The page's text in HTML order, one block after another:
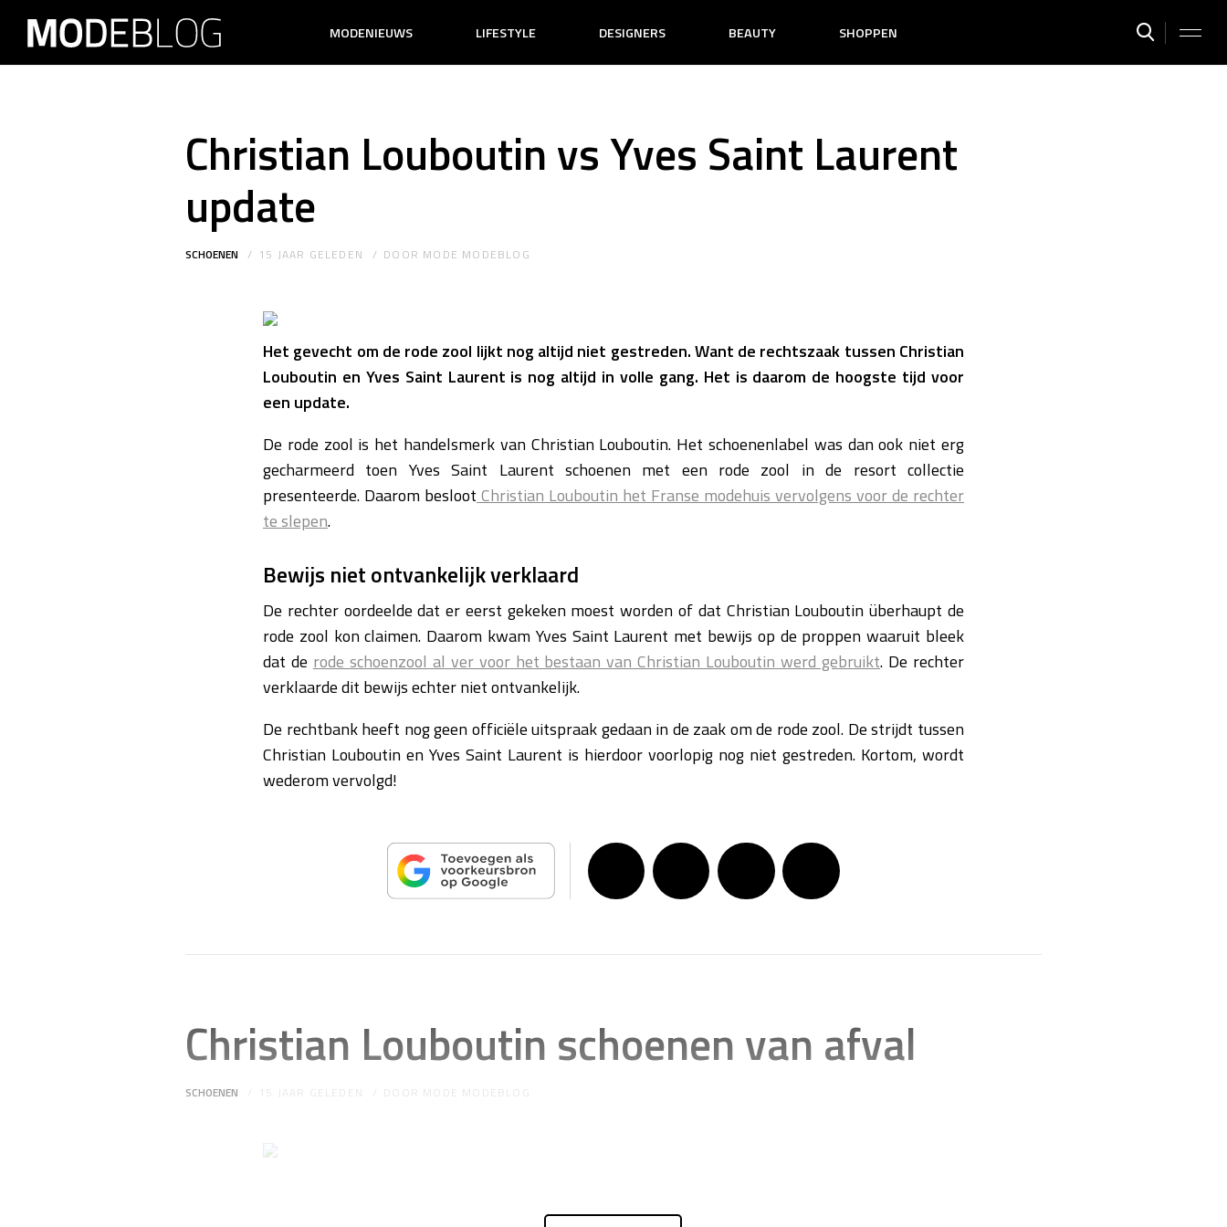
MODENIEUWS LIFESTYLE DESIGNERS BEAUTY SHOPPEN
Christian Louboutin vs Yves Saint Laurent
update
SCHOENEN 15 JAAR GELEDEN DOOR MODE MODEBLOG
Het gevecht om de rode zool lijkt nog altijd niet gestreden. Want de rechtszaak tussen Christian
Louboutin en Yves Saint Laurent is nog altijd in volle gang. Het is daarom de hoogste tijd voor
een update.
De rode zool is het handelsmerk van Christian Louboutin. Het schoenenlabel was dan ook niet erg
gecharmeerd toen Yves Saint Laurent schoenen met een rode zool in de resort collectie
presenteerde. Daarom besloot Christian Louboutin het Franse modehuis vervolgens voor de rechter
te slepen.
Bewijs niet ontvankelijk verklaard
De rechter oordeelde dat er eerst gekeken moest worden of dat Christian Louboutin überhaupt de
rode zool kon claimen. Daarom kwam Yves Saint Laurent met bewijs op de proppen waaruit bleek
dat de rode schoenzool al ver voor het bestaan van Christian Louboutin werd gebruikt. De rechter
verklaarde dit bewijs echter niet ontvankelijk.
De rechtbank heeft nog geen officiële uitspraak gedaan in de zaak om de rode zool. De strijdt tussen
Christian Louboutin en Yves Saint Laurent is hierdoor voorlopig nog niet gestreden. Kortom, wordt
wederom vervolgd!
Christian Louboutin schoenen van afval
SCHOENEN 15 JAAR GELEDEN DOOR MODE MODEBLOG